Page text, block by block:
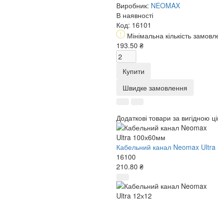
Виробник: NEOMAX
В наявності
Код: 16101
Мінімальна кількість
193.50 ₴
Купити
Швидке замовлення
Додаткові товари за вигідною
Кабельний канал Neomax
16100
210.80 ₴